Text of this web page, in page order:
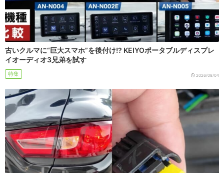
古いクルマに“巨大スマホ”を後付け!? KEIYOポータブルディスプレ
イオーディオ3兄弟を試す
特集 2026/08/04